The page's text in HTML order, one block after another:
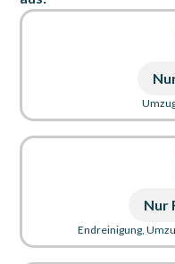
Nur
Endreinigung,